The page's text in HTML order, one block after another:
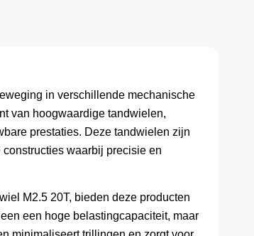
in verschillende mechanische
van hoogwaardige tandwielen,
prestaties. Deze tandwielen zijn
waarbij precisie en
M2.5 20T, bieden deze producten
een hoge belastingcapaciteit, maar